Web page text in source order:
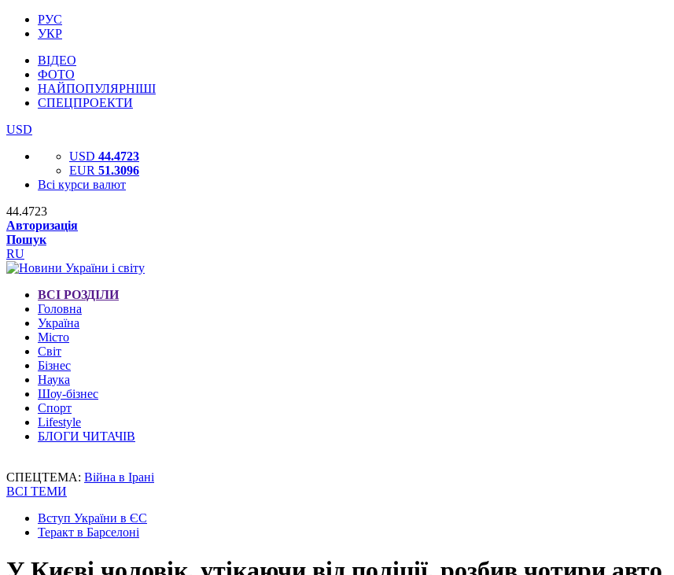
РУС
УКР
ВІДЕО
ФОТО
НАЙПОПУЛЯРНІШІ
СПЕЦПРОЕКТИ
USD
USD 44.4723
EUR 51.3096
Всі курси валют
44.4723
Авторизація
Пошук
RU
ВСІ РОЗДІЛИ
Головна
Україна
Місто
Світ
Бізнес
Наука
Шоу-бізнес
Спорт
Lifestyle
БЛОГИ ЧИТАЧІВ
СПЕЦТЕМА: Війна в Ірані
ВСІ ТЕМИ
Вступ України в ЄС
Теракт в Барселоні